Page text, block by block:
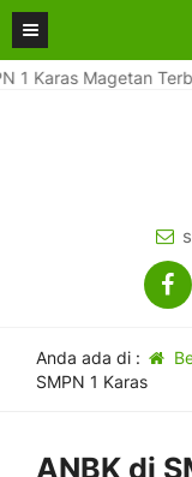
Karas Magetan
Anda ada di :
SMPN 1 Karas
ANBK di